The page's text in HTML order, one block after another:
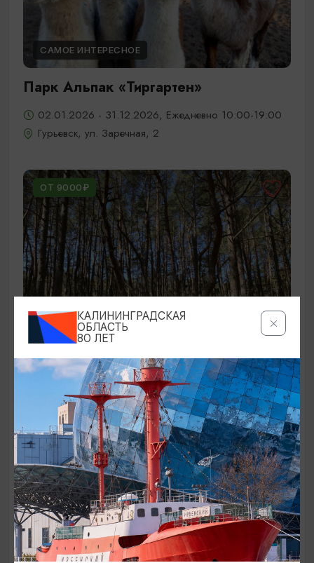
САМОЕ ИНТЕРЕСНОЕ
Парк Альпак «Тиргартен»
02.01.2026 - 31.12.2026, Ежедневно 10:00-19:00
Гурьевск, ул. Заречная, 2
ОТ 9000₽
ЭКСКУРСИИ УЧРЕЖДЕНИЙ КУЛЬТУРЫ
Аудиоспектакль «Истории Куршской
косы»
01.02.2026 - 31.12.2026, 13:00
Куршская коса
ОТ 2500₽
КАЛИНИНГРАДСКАЯ
ОБЛАСТЬ
80 ЛЕТ